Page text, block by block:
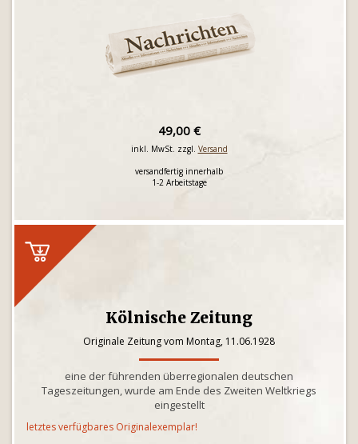
49,00 €
inkl. MwSt. zzgl. Versand
versandfertig innerhalb
1-2 Arbeitstage
Kölnische Zeitung
Originale Zeitung vom Montag, 11.06.1928
eine der führenden überregionalen deutschen
Tageszeitungen, wurde am Ende des Zweiten Weltkriegs
eingestellt
letztes verfügbares Originalexemplar!